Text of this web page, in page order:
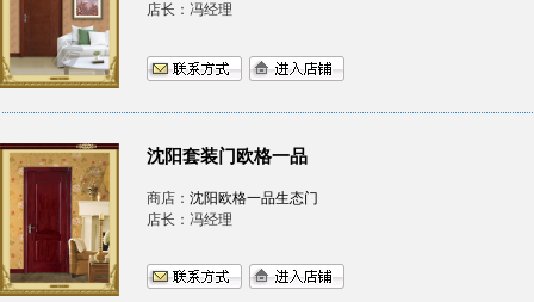
店长：冯经理
沈阳套装门欧格一品
商店： 沈阳欧格一品生态门
店长：冯经理